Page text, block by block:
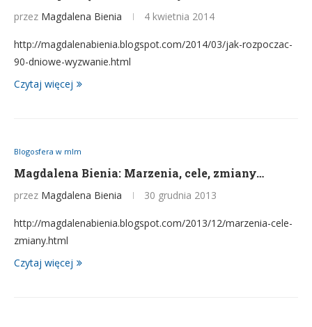
przez Magdalena Bienia 4 kwietnia 2014
http://magdalenabienia.blogspot.com/2014/03/jak-rozpoczac-
90-dniowe-wyzwanie.html
Czytaj więcej
Blogosfera w mlm
Magdalena Bienia: Marzenia, cele, zmiany…
przez Magdalena Bienia 30 grudnia 2013
http://magdalenabienia.blogspot.com/2013/12/marzenia-cele-
zmiany.html
Czytaj więcej